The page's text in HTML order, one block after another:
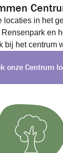
locaties in het
en
bij het centrum
onze Centrum